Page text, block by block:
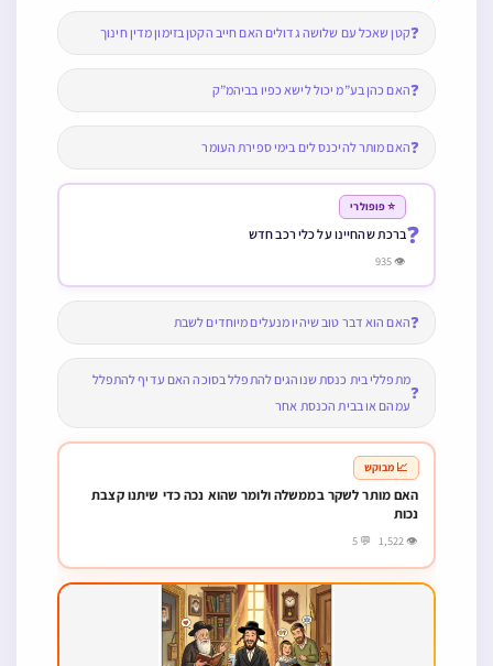
❓קטן שאכל עם שלושה גדולים האם חייב הקטן בזימון מדין חינוך
❓האם כהן בע”מ יכול לישא כפיו בביהמ”ק
❓האם מותר להיכנס לים בימי ספירת העומר
❓
⭐ פופולרי
ברכת שהחיינו על כלי רכב חדש
👁 935
❓האם הוא דבר טוב שיהיו מנעלים מיוחדים לשבת
❓
מתפללי בית כנסת שנוהגים להתפלל בסוכה האם עדיף להתפלל
עמהם או בבית הכנסת אחר
📈 מבוקש
האם מותר לשקר בממשלה ולומר שהוא נכה כדי שיתנו קצבת
נכות
👁 1,522 💬 5